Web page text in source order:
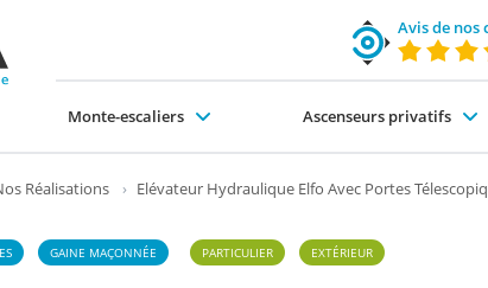
Avis de nos
Monte-escaliers Ascenseurs privatifs
Réalisations › Elévateur Hydraulique Elfo Avec Portes
GAINE MAÇONNÉE PARTICULIER EXTÉRIEUR